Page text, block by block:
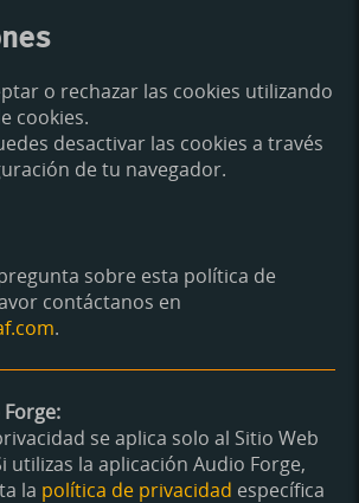
o rechazar las cookies utilizando
cookies.
desactivar las cookies a través
de tu navegador.
sobre esta política de
contáctanos en
.
se aplica solo al Sitio Web
utilizas la aplicación Audio Forge,
la política de privacidad específica